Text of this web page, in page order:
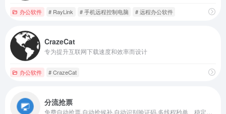
办公软件 # RayLink # 手机远程控制电脑 # 远程办公软件
CrazeCat
专为提升互联网下载速度和效率而设计
办公软件 # CrazeCat
分流抢票